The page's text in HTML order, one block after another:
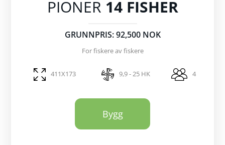
PIONER 14 FISHER
GRUNNPRIS: 92,500 NOK
For fiskere av fiskere
411X173 9,9 - 25 HK 4
Bygg